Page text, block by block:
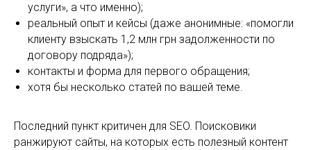
услуги», а что именно);
реальный опыт и кейсы (даже анонимные: «помогли
клиенту взыскать 1,2 млн грн задолженности по
договору подряда»);
контакты и форма для первого обращения;
хотя бы несколько статей по вашей теме.
Последний пункт критичен для SEO. Поисковики
ранжируют сайты, на которых есть полезный контент